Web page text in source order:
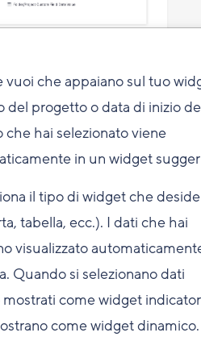
vuoi che appaiano sul tuo
del progetto o data di inizio
hai selezionato viene
in un widget
il tipo di widget che
tabella, ecc.). I dati che hai
visualizzato
Quando si selezionano dati
come widget
come widget dinamico.